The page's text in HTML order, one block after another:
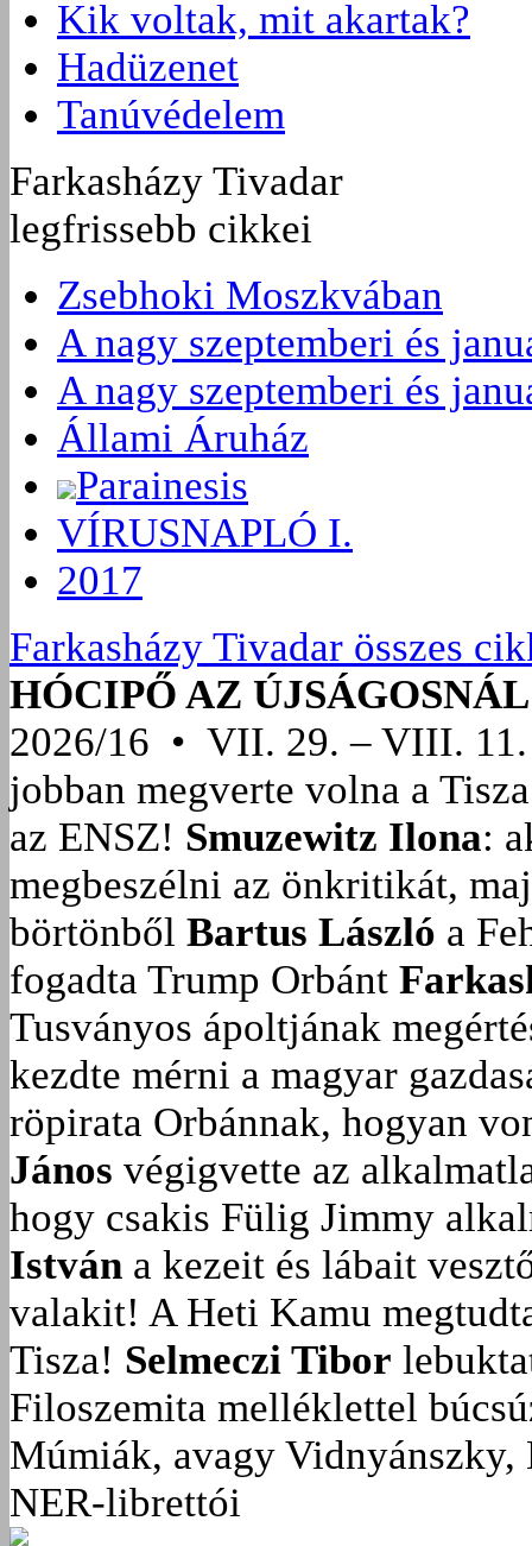
Kik voltak, mit akartak?
Hadüzenet
Tanúvédelem
Farkasházy Tivadar
legfrissebb cikkei
Zsebhoki Moszkvában
A nagy szeptemberi és
A nagy szeptemberi és
Állami Áruház
Parainesis
VÍRUSNAPLÓ I.
2017
Farkasházy Tivadar összes
HÓCIPŐ AZ ÚJSÁGOSNÁL
2026/16 • VII. 29. – VIII. 11.
jobban megverte volna a
az ENSZ! Smuzewitz Ilona:
megbeszélni az önkritikát,
börtönből Bartus László a
fogadta Trump Orbánt
Tusványos ápoltjának
kezdte mérni a magyar
röpirata Orbánnak, hogyan
János végigvette az
hogy csakis Fülig Jimmy
István a kezeit és lábait
valakit! A Heti Kamu
Tisza! Selmeczi Tibor
Filoszemita melléklettel
Múmiák, avagy Vidnyánszky,
NER-librettói